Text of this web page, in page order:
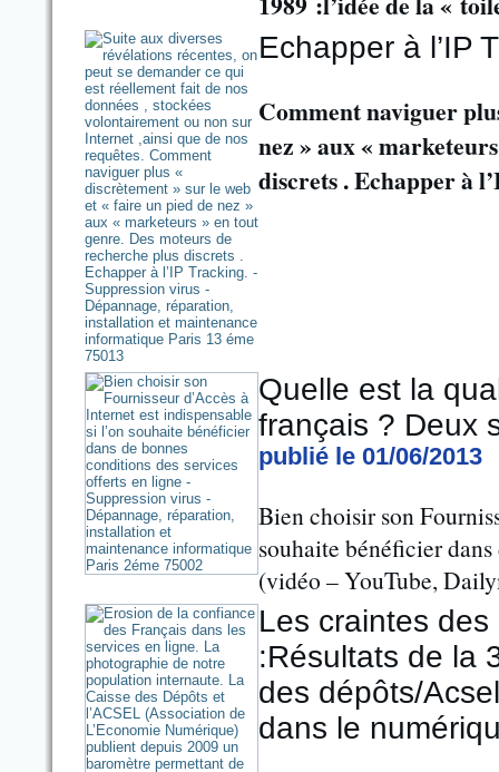
Echapper à l’IP
Comment naviguer
nez » aux «
discrets . Echapper à
Quelle est la
français ? Deux
publié le 01/06/2013
Bien choisir son
souhaite bénéficier
(vidéo – YouTube,
Les craintes
:Résultats de la
des dépôts/
dans le